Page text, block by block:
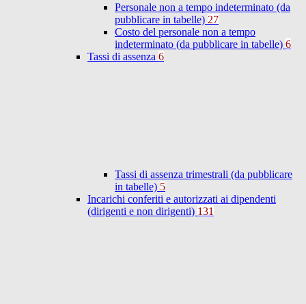
Personale non a tempo indeterminato (da
pubblicare in tabelle) 27
Costo del personale non a tempo
indeterminato (da pubblicare in tabelle) 6
Tassi di assenza 6
Tassi di assenza trimestrali (da pubblicare
in tabelle) 5
Incarichi conferiti e autorizzati ai dipendenti
(dirigenti e non dirigenti) 131